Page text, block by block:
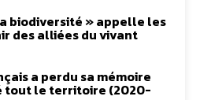
la biodiversité » appelle les
des alliées du vivant
a perdu sa mémoire
tout le territoire (2020-